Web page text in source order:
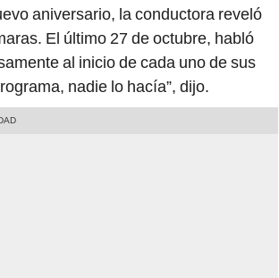
aniversario, la conductora reveló
El último 27 de octubre, habló
al inicio de cada uno de sus
nadie lo hacía”, dijo.